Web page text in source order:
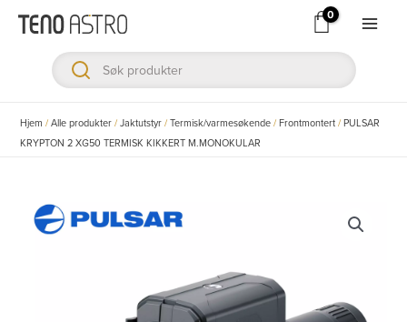
Hopp
innholdet
Hjem /Alle produkter /Jaktutstyr /Termisk/varmesøkende /Frontmontert /PULSAR
KRYPTON 2 XG50 TERMISK KIKKERT M.MONOKULAR